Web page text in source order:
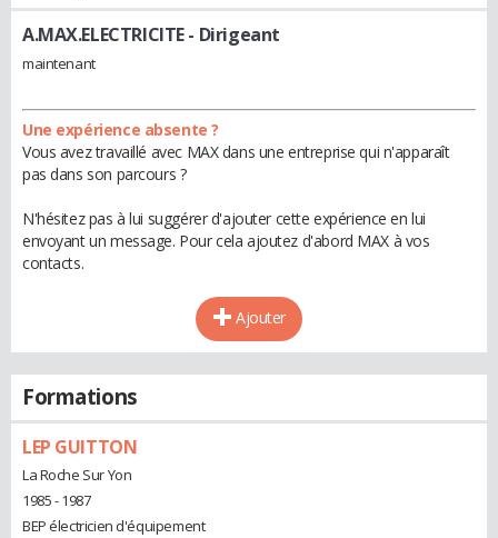
A.MAX.ELECTRICITE- Dirigeant
maintenant
Une expérience absente ?
Vous avez travaillé avec MAX dans une entreprise qui n'apparaît
pas dans son parcours ?
N'hésitez pas à lui suggérer d'ajouter cette expérience en lui
envoyant un message. Pour cela ajoutez d'abord MAX à vos
contacts.
Ajouter
Formations
LEP GUITTON
La Roche Sur Yon
1985 - 1987
BEP électricien d'équipement